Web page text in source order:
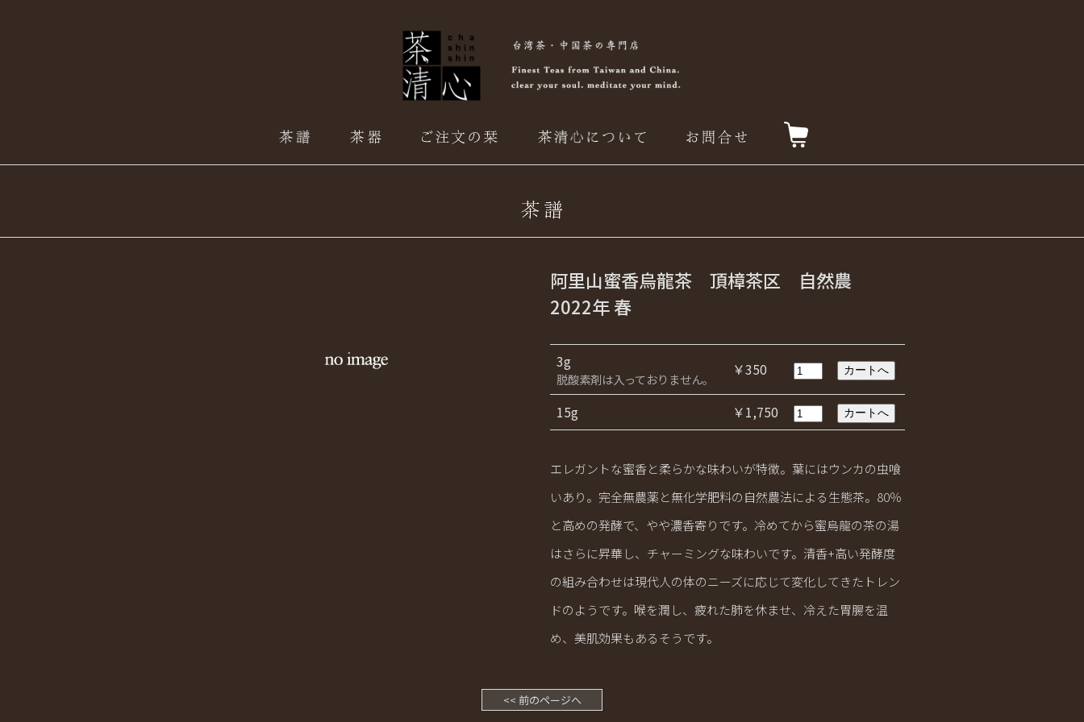
阿里山蜜香烏龍茶 頂樟茶区 自然農
2022年 春
3g
脱酸素剤は入っておりません。
￥350
15g ￥1,750
エレガントな蜜香と柔らかな味わいが特徴。葉にはウンカの虫喰
いあり。完全無農薬と無化学肥料の自然農法による生態茶。80％
と高めの発酵で、やや濃香寄りです。冷めてから蜜烏龍の茶の湯
はさらに昇華し、チャーミングな味わいです。清香+高い発酵度
の組み合わせは現代人の体のニーズに応じて変化してきたトレン
ドのようです。喉を潤し、疲れた肺を休ませ、冷えた胃腸を温
め、美肌効果もあるそうです。
<< 前のページへ